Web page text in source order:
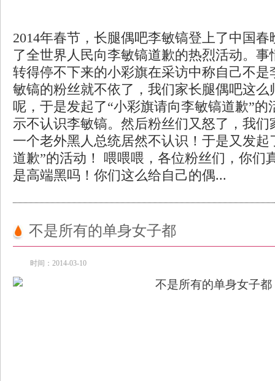
2014年春节，长腿偶吧李敏镐登上了中国
了全世界人民向李敏镐道歉的热烈活动。
转得停不下来的小彩旗在采访中称自己不
敏镐的粉丝就不依了，我们家长腿偶吧这么
呢，于是发起了“小彩旗请向李敏镐道歉”
示不认识李敏镐。然后粉丝们又怒了，我
一个老外黑人总统居然不认识！于是又发起
道歉”的活动！ 喂喂喂，各位粉丝们，你们
是高端黑吗！你们这么给自己的偶...
不是所有的单身女子都
时间：2014-03-10